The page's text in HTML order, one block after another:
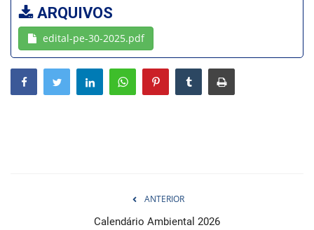
Notícias
Vídeos
Webmail
ARQUIVOS
edital-pe-30-2025.pdf
ANTERIOR
Calendário Ambiental 2026